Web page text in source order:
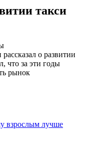
такси
о развитии
что за эти годы
рынок
взрослым лучше